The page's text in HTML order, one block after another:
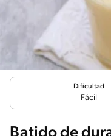
Dificultad
Fácil